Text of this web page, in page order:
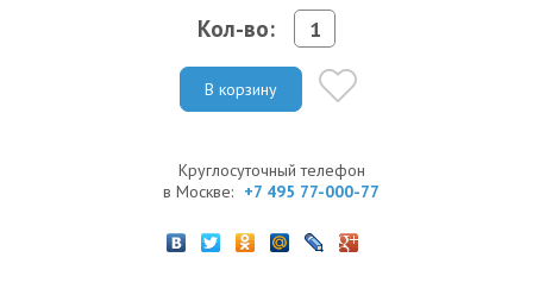
Кол-во:
В корзину
Круглосуточный телефон
в Москве: +7 495 77-000-77